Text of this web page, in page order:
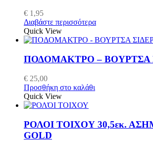
€ 1,95
Διαβάστε περισσότερα
Quick View
ΠΟΔΟΜΑΚΤΡΟ – ΒΟΥΡΤΣΑ
€ 25,00
Προσθήκη στο καλάθι
Quick View
ΡΟΛΟΙ ΤΟΙΧΟΥ 30,5εκ.
GOLD